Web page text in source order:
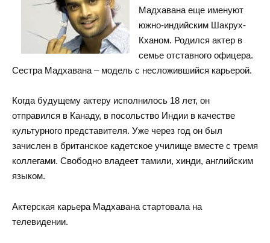
Мадхавана еще именуют
южно-индийским Шакрух-
Кханом. Родился актер в
семье отставного офицера.
Сестра Мадхавана – модель с несложившийся карьерой.
Когда будущему актеру исполнилось 18 лет, он
отправился в Канаду, в посольство Индии в качестве
культурного представителя. Уже через год он был
зачислен в британское кадетское училище вместе с тремя
коллегами. Свободно владеет тамили, хинди, английским
языком.
Актерская карьера Мадхавана стартовала на
телевидении.